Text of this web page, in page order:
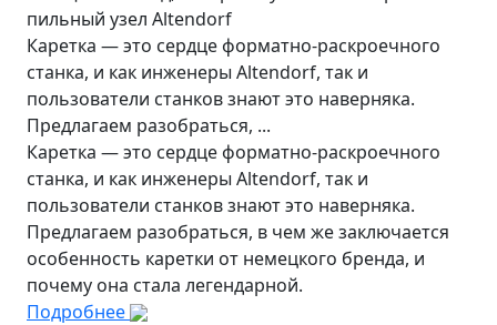
пильный узел Altendorf
Каретка — это сердце форматно-раскроечного
станка, и как инженеры Altendorf, так и
пользователи станков знают это наверняка.
Предлагаем разобраться, ...
Каретка — это сердце форматно-раскроечного
станка, и как инженеры Altendorf, так и
пользователи станков знают это наверняка.
Предлагаем разобраться, в чем же заключается
особенность каретки от немецкого бренда, и
почему она стала легендарной.
Подробнее